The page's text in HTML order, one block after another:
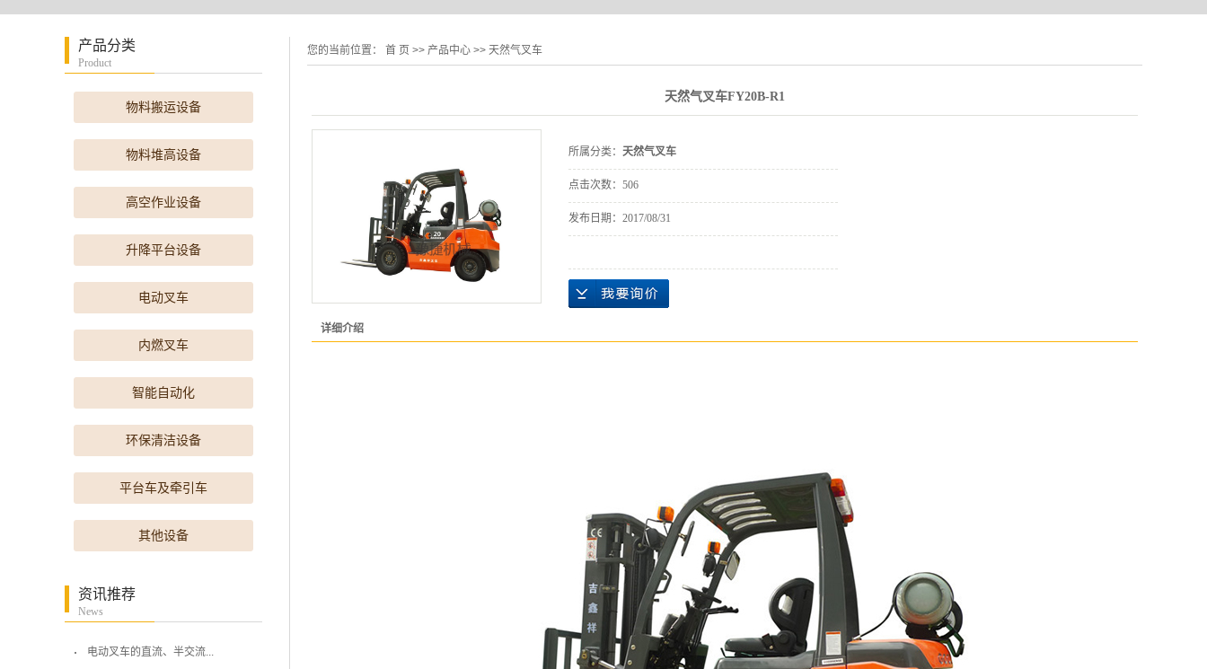
产品分类
Product
物料搬运设备
物料堆高设备
高空作业设备
升降平台设备
电动叉车
内燃叉车
智能自动化
环保清洁设备
平台车及牵引车
其他设备
资讯推荐
News
电动叉车的直流、半交流...
您的当前位置： 首 页 >> 产品中心 >> 天然气叉车
天然气叉车FY20B-R1
所属分类： 天然气叉车
点击次数： 506
发布日期： 2017/08/31
详细介绍